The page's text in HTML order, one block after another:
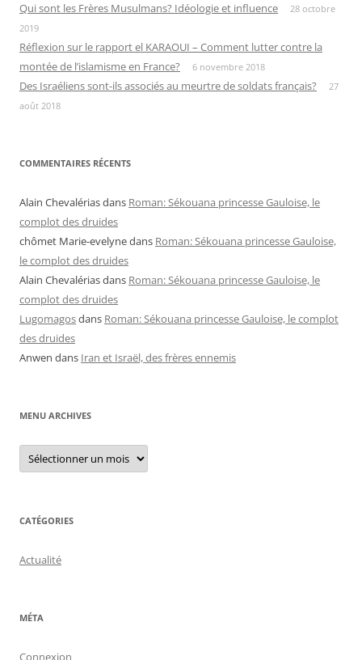
Qui sont les Frères Musulmans? Idéologie et influence
28 octobre
2019
Réflexion sur le rapport el KARAOUI – Comment lutter contre la
montée de l’islamisme en France?
6 novembre 2018
Des Israéliens sont-ils associés au meurtre de soldats français?
27
août 2018
COMMENTAIRES RÉCENTS
Alain Chevalériasdans Roman: Sékouana princesse Gauloise, le
complot des druides
chômet Marie-evelynedans Roman: Sékouana princesse Gauloise,
le complot des druides
Alain Chevalériasdans Roman: Sékouana princesse Gauloise, le
complot des druides
Lugomagosdans Roman: Sékouana princesse Gauloise, le complot
des druides
Anwen dans Iran et Israël, des frères ennemis
MENU ARCHIVES
Menu
archives
CATÉGORIES
Actualité
MÉTA
Connexion